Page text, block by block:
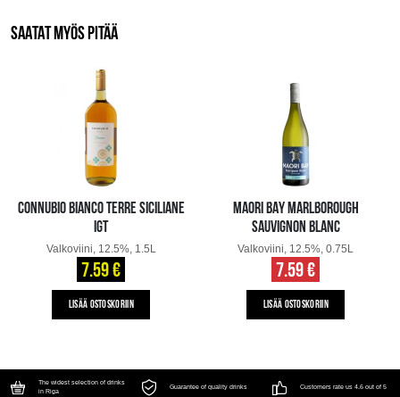
SAATAT MYÖS PITÄÄ
CONNUBIO BIANCO TERRE SICILIANE
IGT
Valkoviini, 12.5%, 1.5L
7.59 €
LISÄÄ OSTOSKORIIN
MAORI BAY MARLBOROUGH
SAUVIGNON BLANC
Valkoviini, 12.5%, 0.75L
7.59 €
LISÄÄ OSTOSKORIIN
The widest selection of drinks
in Riga
Guarantee of quality drinks Customers rate us 4.6 out of 5